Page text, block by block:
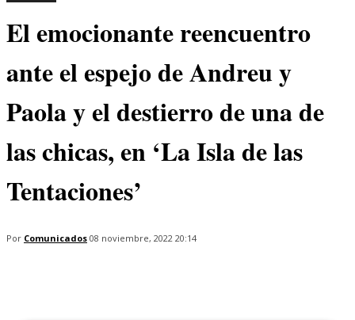
El emocionante reencuentro
ante el espejo de Andreu y
Paola y el destierro de una de
las chicas, en ‘La Isla de las
Tentaciones’
Por Comunicados 08 noviembre, 2022 20:14